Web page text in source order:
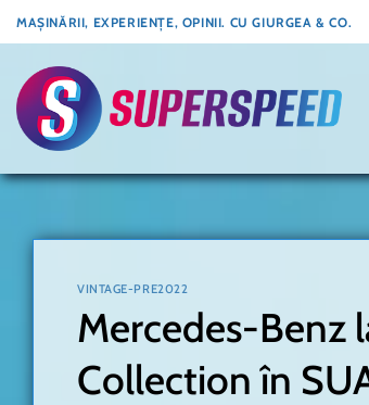
Skip
to
content
MAȘINĂRII, EXPERIENȚE, OPINII. CU GIURGEA & CO.
VINTAGE-PRE2022
Mercedes-Benz
Collection în